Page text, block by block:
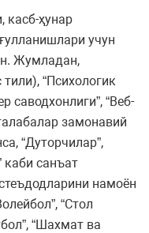
касб-ҳунар
учун
Жумладан,
тили), “Психологик
саводхонлиги”, “Веб-
замонавий
“Дуторчилар”,
каби санъат
намоён
“Стол
“Шахмат ва